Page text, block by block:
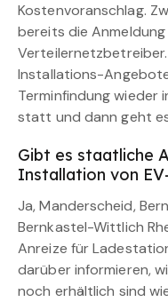
Kostenvoranschlag.
bereits die Anmeldung
Installations-
Terminfindung wieder
statt und dann geht
Gibt es staatliche
Installation von
Ja, Manderscheid,
Bernkastel-Wittlich
Anreize für
darüber informieren,
noch erhältlich sind